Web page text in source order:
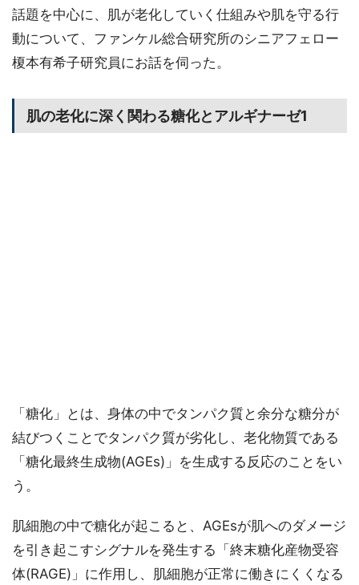
話題を中心に、肌が老化していく仕組みや肌を守る行
動について、ファンケル総合研究所のシニアフェロー
榎本有希子研究員にお話を伺った。
肌の老化に深く関わる糖化とアルギナーゼ1
「糖化」とは、身体の中でタンパク質と余分な糖分が
結びつくことでタンパク質が劣化し、老化物質である
「糖化最終生成物(AGEs)」を生成する反応のことをい
う。
肌細胞の中で糖化が起こると、AGEsが肌へのダメージ
を引き起こすシグナルを発生する「終末糖化産物受容
体(RAGE)」に作用し、肌細胞が正常に働きにくくなる